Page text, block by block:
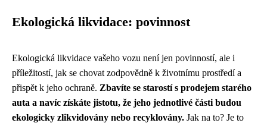
Ekologická likvidace: povinnost
Ekologická likvidace vašeho vozu není jen povinností, ale i
příležitostí, jak se chovat zodpovědně k životnímu prostředí a
přispět k jeho ochraně. Zbavíte se starostí s prodejem starého
auta a navíc získáte jistotu, že jeho jednotlivé části budou
ekologicky zlikvidovány nebo recyklovány. Jak na to? Je to